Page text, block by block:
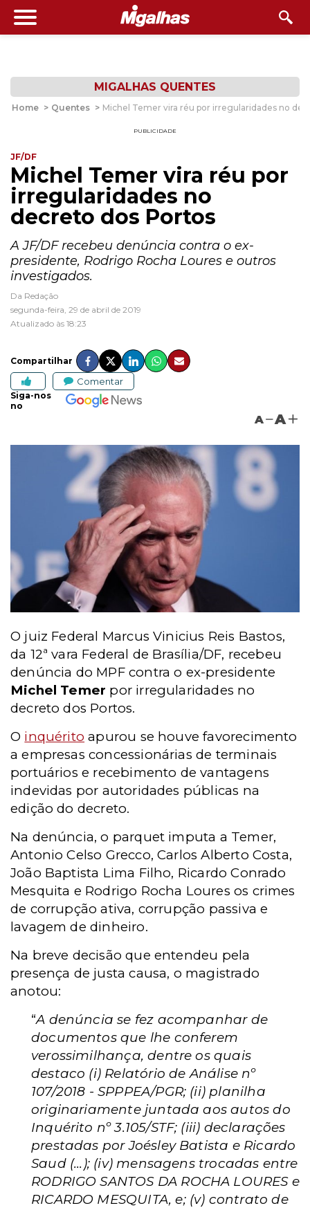
MIGALHAS QUENTES
Home > Quentes > Michel Temer vira réu por irregularidades no
PUBLICIDADE
JF/DF
Michel Temer vira réu por
irregularidades no
decreto dos Portos
A JF/DF recebeu denúncia contra o ex-
presidente, Rodrigo Rocha Loures e outros
investigados.
Da Redação
segunda-feira, 29 de abril de 2019
Atualizado às 18:23
Compartilhar
Comentar
Siga-nos
no
A A
O juiz Federal Marcus Vinicius Reis Bastos,
da 12ª vara Federal de Brasília/DF, recebeu
denúncia do MPF contra o ex-presidente
Michel Temer por irregularidades no
decreto dos Portos.
O inquérito apurou se houve favorecimento
a empresas concessionárias de terminais
portuários e recebimento de vantagens
indevidas por autoridades públicas na
edição do decreto.
Na denúncia, o parquet imputa a Temer,
Antonio Celso Grecco, Carlos Alberto Costa,
João Baptista Lima Filho, Ricardo Conrado
Mesquita e Rodrigo Rocha Loures os crimes
de corrupção ativa, corrupção passiva e
lavagem de dinheiro.
Na breve decisão que entendeu pela
presença de justa causa, o magistrado
anotou:
“A denúncia se fez acompanhar de
documentos que lhe conferem
verossimilhança, dentre os quais
destaco (i) Relatório de Análise nº
107/2018 - SPPPEA/PGR; (ii) planilha
originariamente juntada aos autos do
Inquérito nº 3.105/STF; (iii) declarações
prestadas por Joésley Batista e Ricardo
Saud (...); (iv) mensagens trocadas entre
RODRIGO SANTOS DA ROCHA LOURES e
RICARDO MESQUITA, e; (v) contrato de